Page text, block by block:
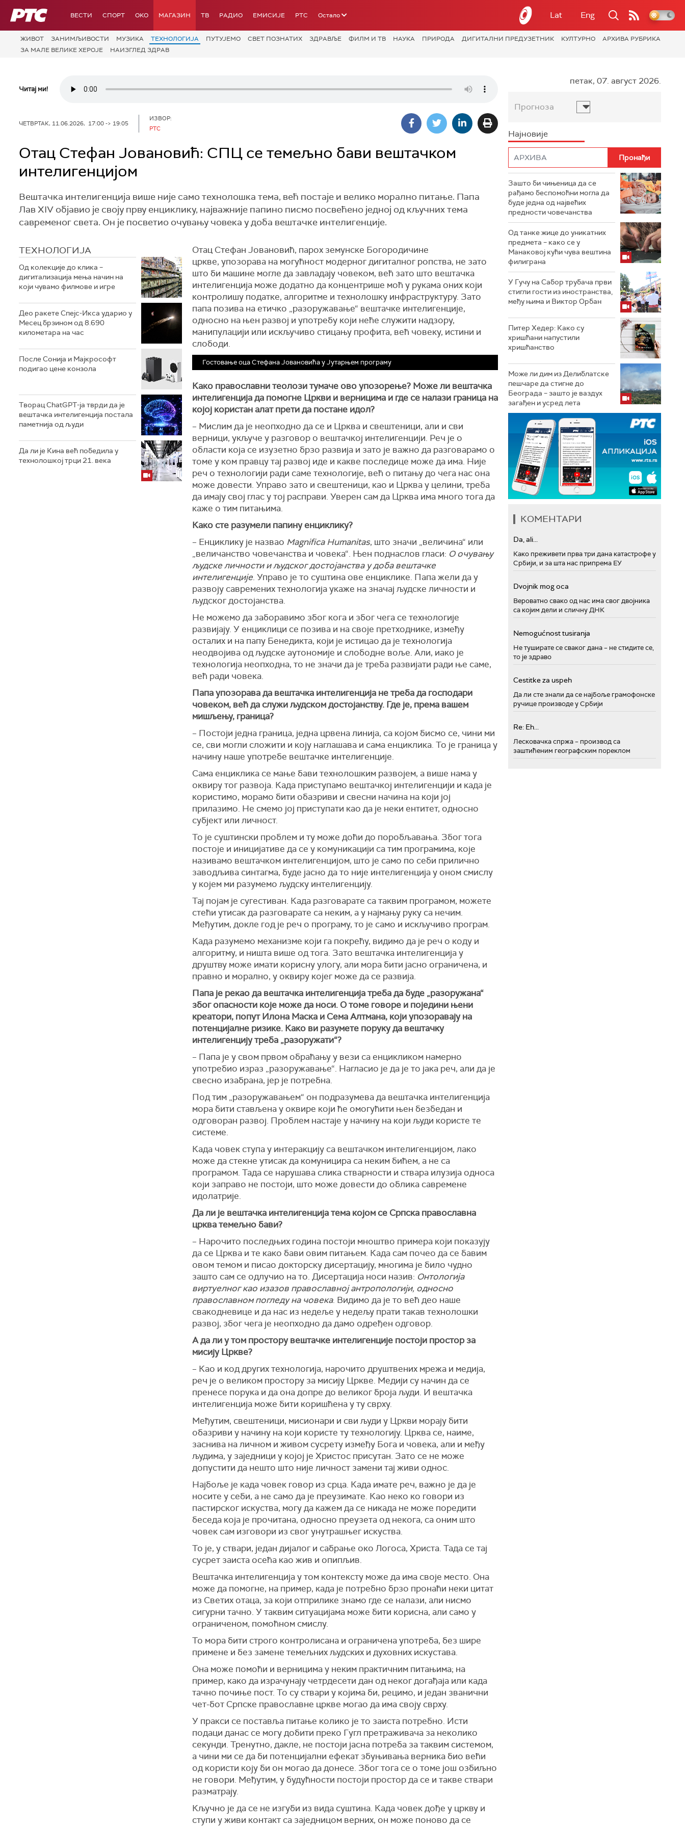
РТС ВЕСТИ СПОРТ OKO МАГАЗИН ТВ РАДИО ЕМИСИЈЕ РТС Остало Lat Eng
ЖИВОТ ЗАНИМЉИВОСТИ МУЗИКА ТЕХНОЛОГИЈA ПУТУЈЕМО СВЕТ ПОЗНАТИХ ЗДРАВЉЕ ФИЛМ И ТВ НАУКА ПРИРОДА ДИГИТАЛНИ ПРЕДУЗЕТНИК КУЛТУРНО
АРХИВА РУБРИКА
ЗА МАЛЕ ВЕЛИКЕ ХЕРОЈЕ
НАИЗГЛЕД ЗДРАВ
Читај ми!
ЧЕТВРТАК, 11.06.2026, 17:00 -> 19:05
ИЗВОР:
РТС
Отац Стефан Јовановић: СПЦ се темељно бави вештачком
интелигенцијом
Вештачка интелигенција више није само технолошка тема, већ постаје и велико морално питање. Папа
Лав XIV објавио је своју прву енциклику, најважније папино писмо посвећено једној од кључних тема
савременог света. Он је посветио очувању човека у доба вештачке интелигенције.
ТЕХНОЛОГИЈA
Од колекције до клика –
дигитализација мења начин на
који чувамо филмове и игре
Део ракете Спејс-Икса ударио у
Месец брзином од 8.690
километара на час
После Сонија и Мајкрософт
подигао цене конзола
Творац ChatGPT-ја тврди да је
вештачка интелигенција постала
паметнија од људи
Да ли је Кина већ победила у
технолошкој трци 21. века
Отац Стефан Јовановић, парох земунске Богородичине
цркве, упозорава на могућност модерног дигиталног ропства, не зато
што би машине могле да завладају човеком, већ зато што вештачка
интелигенција може додатно да концентрише моћ у рукама оних који
контролишу податке, алгоритме и технолошку инфраструктуру. Зато
папа позива на етичко „разоружавање“ вештачке интелигенције,
односно на њен развој и употребу који неће служити надзору,
манипулацији или искључиво стицању профита, већ човеку, истини и
слободи.
Гостовање оца Стефана Јовановића у Јутарњем програму
Како православни теолози тумаче ово упозорење? Може ли вештачка
интелигенција да помогне Цркви и верницима и где се налази граница на
којој користан алат прети да постане идол?
– Мислим да је неопходно да се и Црква и свештеници, али и сви
верници, укључе у разговор о вештачкој интелигенцији. Реч је о
области која се изузетно брзо развија и зато је важно да разговарамо о
томе у ком правцу тај развој иде и какве последице може да има. Није
реч о технологији ради саме технологије, већ о питању до чега нас она
може довести. Управо зато и свештеници, као и Црква у целини, треба
да имају свој глас у тој расправи. Уверен сам да Црква има много тога да
каже о тим питањима.
Како сте разумели папину енциклику?
– Енциклику је назвао Magnifica Humanitas, што значи „величина“ или
„величанство човечанства и човека“. Њен поднаслов гласи: О очувању
људске личности и људског достојанства у доба вештачке
интелигенције. Управо је то суштина ове енциклике. Папа жели да у
развоју савремених технологија укаже на значај људске личности и
људског достојанства.
Не можемо да заборавимо због кога и због чега се технологије
развијају. У енциклици се позива и на своје претходнике, између
осталих и на папу Бенедикта, који је истицао да је технологија
неодвојива од људске аутономије и слободне воље. Али, иако је
технологија неопходна, то не значи да је треба развијати ради ње саме,
већ ради човека.
Папа упозорава да вештачка интелигенција не треба да господари
човеком, већ да служи људском достојанству. Где је, према вашем
мишљењу, граница?
– Постоји једна граница, једна црвена линија, са којом бисмо се, чини ми
се, сви могли сложити и коју наглашава и сама енциклика. То је граница у
начину наше употребе вештачке интелигенције.
Сама енциклика се мање бави технолошким развојем, а више нама у
оквиру тог развоја. Када приступамо вештачкој интелигенцији и када је
користимо, морамо бити обазриви и свесни начина на који јој
прилазимо. Не смемо јој приступати као да је неки ентитет, односно
субјект или личност.
То је суштински проблем и ту може доћи до поробљавања. Због тога
постоје и иницијативе да се у комуникацији са тим програмима, које
називамо вештачком интелигенцијом, што је само по себи прилично
заводљива синтагма, буде јасно да то није интелигенција у оном смислу
у којем ми разумемо људску интелигенцију.
Тај појам је сугестиван. Када разговарате са таквим програмом, можете
стећи утисак да разговарате са неким, а у најмању руку са нечим.
Међутим, докле год је реч о програму, то је само и искључиво програм.
Када разумемо механизме који га покрећу, видимо да је реч о коду и
алгоритму, и ништа више од тога. Зато вештачка интелигенција у
друштву може имати корисну улогу, али мора бити јасно ограничена, и
правно и морално, у оквиру којег може да се развија.
Папа је рекао да вештачка интелигенција треба да буде „разоружана“
због опасности које може да носи. О томе говоре и поједини њени
креатори, попут Илона Маска и Сема Алтмана, који упозоравају на
потенцијалне ризике. Како ви разумете поруку да вештачку
интелигенцију треба „разоружати“?
– Папа је у свом првом обраћању у вези са енцикликом намерно
употребио израз „разоружавање“. Нагласио је да је то јака реч, али да је
свесно изабрана, јер је потребна.
Под тим „разоружавањем“ он подразумева да вештачка интелигенција
мора бити стављена у оквире који ће омогућити њен безбедан и
одговоран развој. Проблем настаје у начину на који људи користе те
системе.
Када човек ступа у интеракцију са вештачком интелигенцијом, лако
може да стекне утисак да комуницира са неким бићем, а не са
програмом. Тада се нарушава слика стварности и ствара илузија односа
који заправо не постоји, што може довести до облика савремене
идолатрије.
Да ли је вештачка интелигенција тема којом се Српска православна
црква темељно бави?
– Нарочито последњих година постоји мноштво примера који показују
да се Црква и те како бави овим питањем. Када сам почео да се бавим
овом темом и писао докторску дисертацију, многима је било чудно
зашто сам се одлучио на то. Дисертација носи назив: Онтологија
виртуелног као изазов православној антропологији, односно
православном погледу на човека. Видимо да је то већ део наше
свакодневице и да нас из недеље у недељу прати такав технолошки
развој, због чега је неопходно да дамо одређен одговор.
А да ли у том простору вештачке интелигенције постоји простор за
мисију Цркве?
– Као и код других технологија, нарочито друштвених мрежа и медија,
реч је о великом простору за мисију Цркве. Медији су начин да се
пренесе порука и да она допре до великог броја људи. И вештачка
интелигенција може бити коришћена у ту сврху.
Међутим, свештеници, мисионари и сви људи у Цркви морају бити
обазриви у начину на који користе ту технологију. Црква се, наиме,
заснива на личном и живом сусрету између Бога и човека, али и међу
људима, у заједници у којој је Христос присутан. Зато се не може
допустити да нешто што није личност замени тај живи однос.
Најбоље је када човек говор из срца. Када имате реч, важно је да је
носите у себи, а не само да је преузимате. Као неко ко говори из
пастирског искуства, могу да кажем да се никада не може поредити
беседа која је прочитана, односно преузета од некога, са оним што
човек сам изговори из свог унутрашњег искуства.
То је, у ствари, један дијалог и сабрање око Логоса, Христа. Тада се тај
сусрет заиста осећа као жив и опипљив.
Вештачка интелигенција у том контексту може да има своје место. Она
може да помогне, на пример, када је потребно брзо пронаћи неки цитат
из Светих отаца, за који отприлике знамо где се налази, али нисмо
сигурни тачно. У таквим ситуацијама може бити корисна, али само у
ограниченом, помоћном смислу.
То мора бити строго контролисана и ограничена употреба, без шире
примене и без замене темељних људских и духовних искустава.
Она може помоћи и верницима у неким практичним питањима; на
пример, како да израчунају четрдесети дан од неког догађаја или када
тачно почиње пост. То су ствари у којима би, рецимо, и један званични
чет-бот Српске православне цркве могао да има своју сврху.
У пракси се поставља питање колико је то заиста потребно. Исти
подаци данас се могу добити преко Гугл претраживача за неколико
секунди. Тренутно, дакле, не постоји јасна потреба за таквим системом,
а чини ми се да би потенцијални ефекат збуњивања верника био већи
од користи коју би он могао да донесе. Због тога се о томе још озбиљно
не говори. Међутим, у будућности постоји простор да се и такве ствари
разматрају.
Кључно је да се не изгуби из вида суштина. Када човек дође у цркву и
ступи у живи контакт са заједницом верних, он може поново да се
петак, 07. август 2026.
Прогноза
Најновије
Зашто би чињеница да се
рађамо беспомоћни могла да
буде једна од највећих
предности човечанства
Од танке жице до уникатних
предмета – како се у
Манаковој кући чува вештина
филиграна
У Гучу на Сабор трубача први
стигли гости из иностранства,
међу њима и Виктор Орбан
Питер Хедер: Како су
хришћани напустили
хришћанство
Може ли дим из Делиблатске
пешчаре да стигне до
Београда – зашто је ваздух
загађен и усред лета
КОМЕНТАРИ
Da, ali...
Како преживети прва три дана катастрофе у
Србији, и за шта нас припрема ЕУ
Dvojnik mog oca
Вероватно свако од нас има свог двојника
са којим дели и сличну ДНК
Nemogućnost tusiranja
Не туширате се сваког дана – не стидите се,
то је здраво
Cestitke za uspeh
Да ли сте знали да се најбоље грамофонске
ручице производе у Србији
Re: Eh...
Лесковачка спржа – производ са
заштићеним географским пореклом